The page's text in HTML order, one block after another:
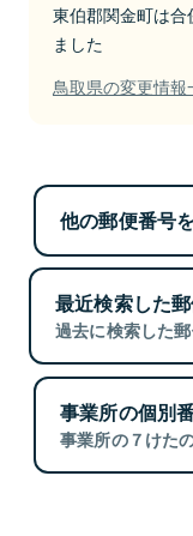
東伯郡関金町は
ました
鳥取県の変更情報
他の郵便番号
最近検索した
過去に検索した
事業所の個別
事業所の７けた